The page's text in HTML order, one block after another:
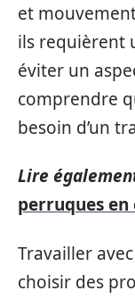
et
ils requièrent
éviter un
comprendre
besoin d’un
Lire
perruques
Travailler
choisir des